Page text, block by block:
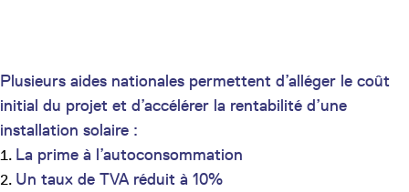
Plusieurs aides nationales permettent d’alléger le coût
initial du projet et d’accélérer la rentabilité d’une
installation solaire :
La prime à l’autoconsommation
Un taux de TVA réduit à 10%